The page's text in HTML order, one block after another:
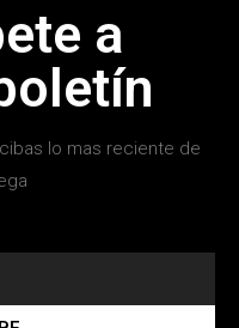
a
lo mas reciente de